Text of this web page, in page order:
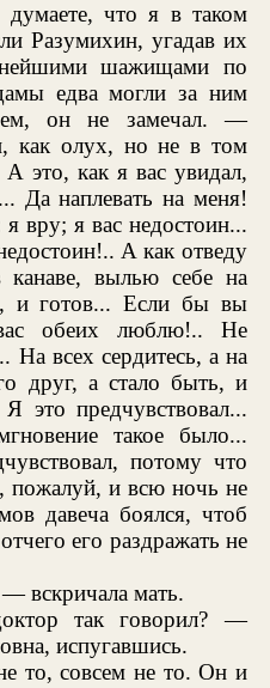
что я в таком
Разумихин, угадав их
шажищами по
едва могли за ним
он не замечал. —
как олух, но не в том
это, как я вас увидал,
Да наплевать на меня!
вру; я вас недостоин...
А как отведу
вылью себе на
и готов... Если бы вы
обеих люблю!.. Не
На всех сердитесь, а на
друг, а стало быть, и
это предчувствовал...
такое было...
потому что
пожалуй, и всю ночь не
давеча боялся, чтоб
его раздражать не
вскричала мать.
так говорил? —
испугавшись.
то, совсем не то. Он и